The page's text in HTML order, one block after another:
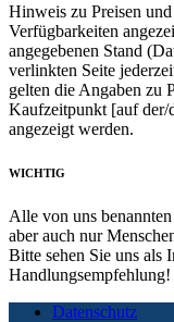
Hinweis zu Preisen
Verfügbarkeiten
angegebenen Stand
verlinkten Seite
gelten die Angaben zu
Kaufzeitpunkt [auf der/
angezeigt werden.
WICHTIG
Alle von uns
aber auch nur
Bitte sehen Sie uns als
Handlungsempfehlung!
Datenschutz